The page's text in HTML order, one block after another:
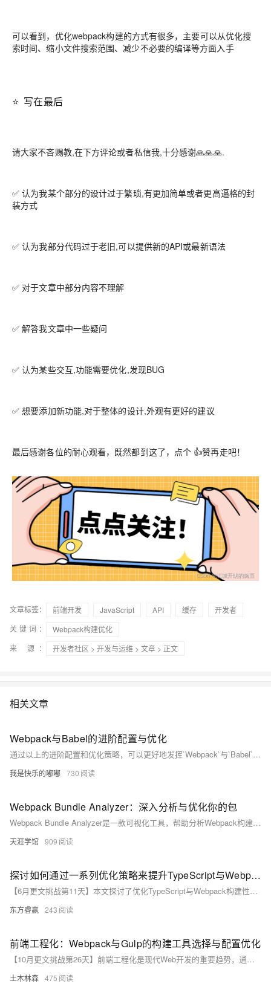
可以看到，优化webpack构建的方式有很多，主要可以从优化搜
索时间、缩小文件搜索范围、减少不必要的编译等方面入手
⭐ 写在最后
请大家不吝赐教,在下方评论或者私信我,十分感谢🙏🙏🙏.
✅ 认为我某个部分的设计过于繁琐,有更加简单或者更高逼格的封
装方式
✅ 认为我部分代码过于老旧,可以提供新的API或最新语法
✅ 对于文章中部分内容不理解
✅ 解答我文章中一些疑问
✅ 认为某些交互,功能需要优化,发现BUG
✅ 想要添加新功能,对于整体的设计,外观有更好的建议
最后感谢各位的耐心观看，既然都到这了，点个 👍赞再走吧！
文章标签： 前端开发 JavaScript API 缓存
开发者
关键词：
Webpack构建优化
来 源：
开发者社区 > 开发与运维 > 文章 > 正文
相关文章
Webpack与Babel的进阶配置与优化
通过以上的进阶配置和优化策略，可以更好地发挥`Webpack`与`Babel`的功能，提高项目的性能和开发效率。
我是快乐的嘟嘟 730
Webpack Bundle Analyzer：深入分析与优化你的包
Webpack Bundle Analyzer是一款可视化工具，帮助分析Webpack构建结果，找出占用空间较大的模块以便优化。首先需安装Webpack和Webpack Bundle Analyzer，接着在`webpack.config.js`中配置插件。运行Webpack后，会在`dist`目录生成`report.html`，展示交互式图表分析包大小分布。为优化可采用代码分割、Tree Shaking、压缩插件、加载器优化、模块懒加载、代码预热、提取公共库、使用CDN、图片优化、利用缓存、避免重复模块、使用Source Maps、优化字体和图标、避免全局样式污染以及优化HTML输出等策略。
天涯学馆 909
探讨如何通过一系列优化策略来提升TypeScript与Webpack的构建性能。
【6月更文挑战第11天】本文探讨了优化TypeScript与Webpack构建性能的策略。理解Webpack的解析、构建和生成阶段是关键。优化包括：调整tsconfig.json（如关闭不必要的类型检查）和webpack.config.js选项，启用Webpack缓存，实现增量构建，代码拆分和懒加载。通过这些方法，可以提升构建速度，提高开发效率。
东方睿赢 243
前端工程化：Webpack与Gulp的构建工具选择与配置优化
【10月更文挑战第26天】前端工程化是现代Web开发的重要趋势，通过将前端代码视为工程来管理，提高了开发效率和质量。本文详细对比了Webpack和Gulp两大主流构建工具的选择与配置优化，并提供了具体示例代码。Webpack擅长模块化打包和资源管理，而Gulp则在任务编写和自动化构建方面更具灵活性。两者各有优势，需根据项目需求进行选择和优化。
土木林森 475